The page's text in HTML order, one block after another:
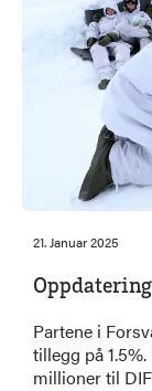
21. Januar 2025
Partene i
tillegg på
millioner til